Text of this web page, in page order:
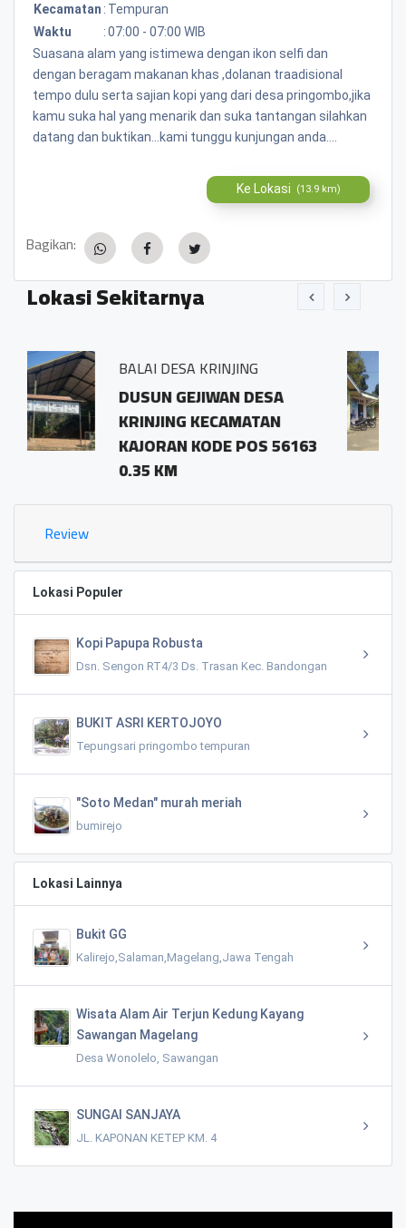
Kecamatan : Tempuran
Waktu
:07:00 - 07:00 WIB
Suasana alam yang istimewa dengan ikon selfi dan
dengan beragam makanan khas ,dolanan traadisional
tempo dulu serta sajian kopi yang dari desa pringombo,jika
kamu suka hal yang menarik dan suka tantangan silahkan
datang dan buktikan...kami tunggu kunjungan anda....
Ke Lokasi (13.9 km)
Bagikan:
Lokasi Sekitarnya
DESA
POS 56163
BALAI DESA
Sidosari Rt/Rw
pringombo
magelang.56161
Review
Lokasi Populer
Kopi Papupa Robusta
Dsn. Sengon RT4/3 Ds. Trasan Kec. Bandongan
BUKIT ASRI KERTOJOYO
Tepungsari pringombo tempuran
"Soto Medan" murah meriah
bumirejo
Lokasi Lainnya
Bukit GG
Kalirejo,Salaman,Magelang,Jawa Tengah
Wisata Alam Air Terjun Kedung Kayang
Sawangan Magelang
Desa Wonolelo, Sawangan
SUNGAI SANJAYA
JL. KAPONAN KETEP KM. 4